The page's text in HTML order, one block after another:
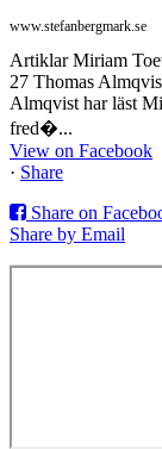
www.stefanbergmark.se
Artiklar Miriam
27 Thomas
Almqvist har läst
fred�...
View on Facebook
· Share
Share on
Share by Email